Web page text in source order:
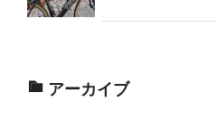
アーカイブ